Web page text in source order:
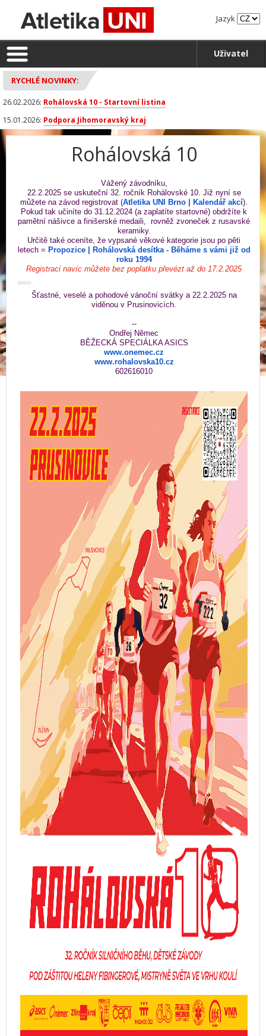
Jazyk
Uživatel
RYCHLÉ NOVINKY:
26.02.2026: Rohálovská 10 - Startovní listina
15.01.2026: Podpora Jihomoravský kraj
Rohálovská 10
Vážený závodníku,
22.2.2025 se uskuteční 32. ročník Rohálovské 10. Již nyní se
můžete na závod registrovat (Atletika UNI Brno | Kalendář akcí).
Pokud tak učiníte do 31.12.2024 (a zaplatíte startovné) obdržíte k
pamětní nášivce a finišerské medaili, rovněž zvoneček z rusavské
keramiky.
Určitě také oceníte, že vypsané věkové kategorie jsou po pěti
letech = Propozice | Rohálovská desítka - Běháme s vámi již od
roku 1994
Registraci navíc můžete bez poplatku převézt až do 17.2.2025
Šťastné, veselé a pohodové vánoční svátky a 22.2.2025 na
viděnou v Prusinovicích.
--
Ondřej Němec
BĚŽECKÁ SPECIÁLKA ASICS
www.onemec.cz
www.rohalovska10.cz
602616010